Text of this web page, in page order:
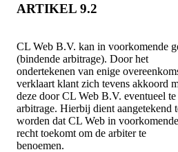
ARTIKEL 9.2
CL Web B.V. kan in voorkomende
(bindende arbitrage). Door het
ondertekenen van enige
verklaart klant zich tevens akkoord
deze door CL Web B.V. eventueel
arbitrage. Hierbij dient aangetekend
worden dat CL Web in
recht toekomt om de arbiter te
benoemen.